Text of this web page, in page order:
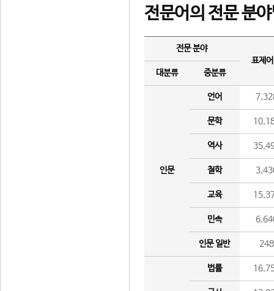
전문어의 전문 분
전문 분야
표제
대분류
중분류
인문
언어
문학
역사
철학
교육
민속
인문 일반 248
법률